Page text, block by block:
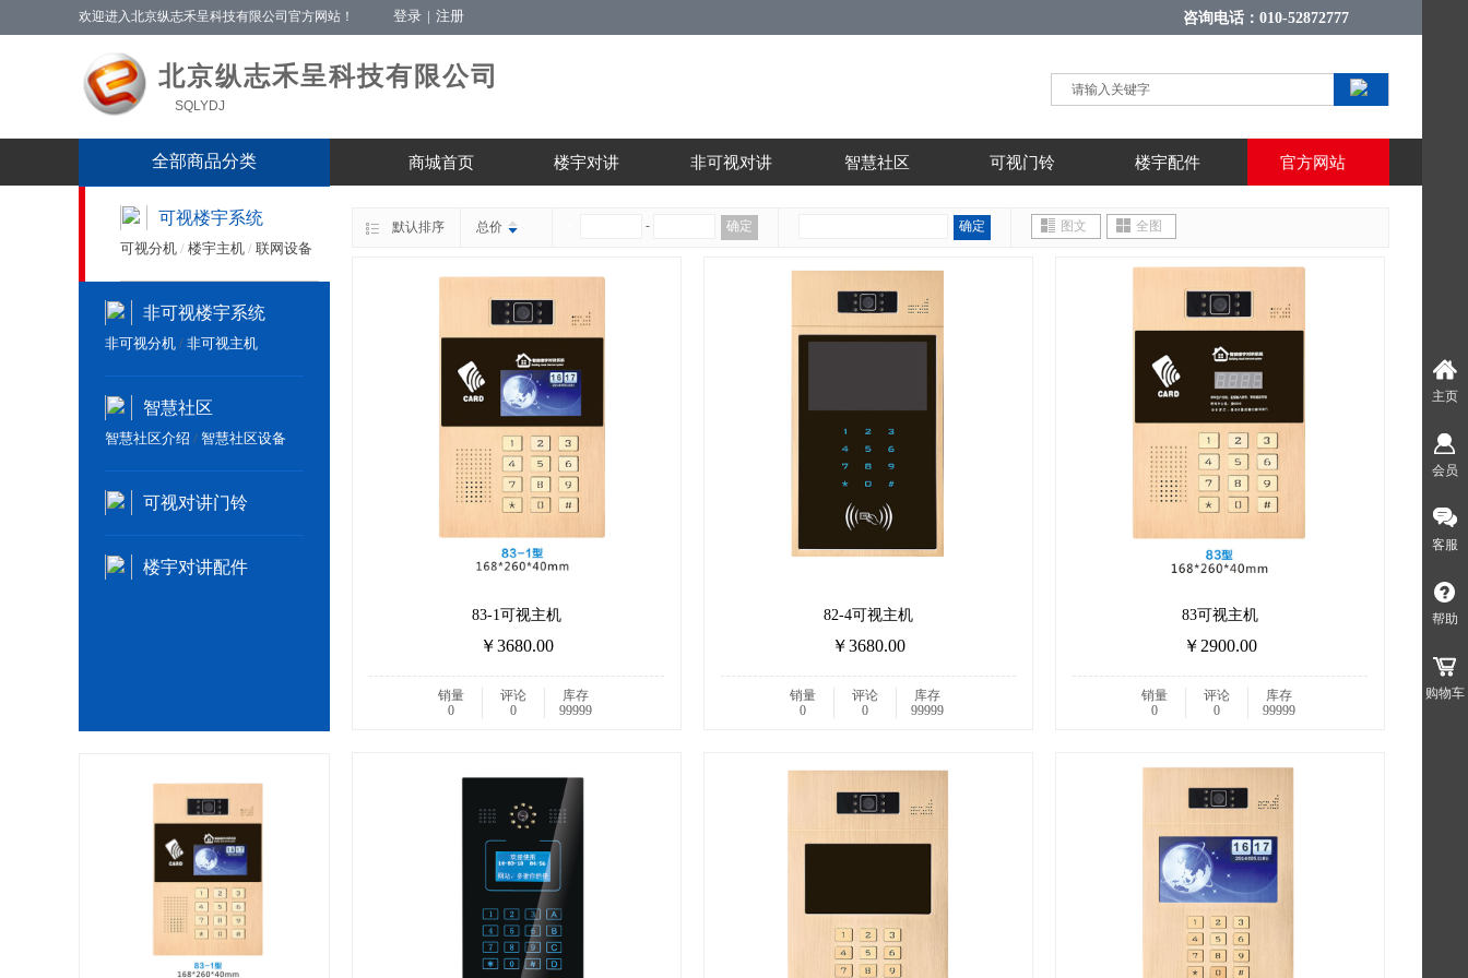
返回首页
登录 | 注册
欢迎进入北京纵志禾呈科技有限公司官方网站！ 咨询电话：010-52872777
搜 索
北京纵志禾呈科技有限公司
SQLYDJ
全部商品分类 商城首页 楼宇对讲 非可视对讲 智慧社区 可视门铃 楼宇配件 官方网站
可视楼宇系统
可视分机 / 楼宇主机 / 联网设备
非可视楼宇系统
非可视分机 / 非可视主机
智慧社区
智慧社区介绍 / 智慧社区设备
可视对讲门铃
楼宇对讲配件
默认排序 总价 - 确定 确定 图文 全图
83-1可视主机
￥3680.00
销量
0
评论
0
库存
99999
82-4可视主机
￥3680.00
销量
0
评论
0
库存
99999
83可视主机
￥2900.00
销量
0
评论
0
库存
99999
主页
会员
客服
帮助
购物车